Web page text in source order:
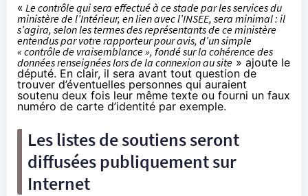
« Le contrôle qui sera effectué à ce stade par les services du
ministère de l’Intérieur, en lien avec l’INSEE, sera minimal : il
s’agira, selon les termes des représentants de ce ministère
entendus par votre rapporteur pour avis, d’un simple
« contrôle de vraisemblance », fondé sur la cohérence des
données renseignées lors de la connexion au site » ajoute le
député. En clair, il sera avant tout question de
trouver d’éventuelles personnes qui auraient
soutenu deux fois leur même texte ou fourni un faux
numéro de carte d’identité par exemple.
Les listes de soutiens seront
diffusées publiquement sur
Internet